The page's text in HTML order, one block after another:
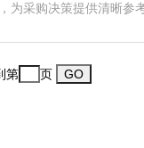
为采购决策提供清晰参
第 页